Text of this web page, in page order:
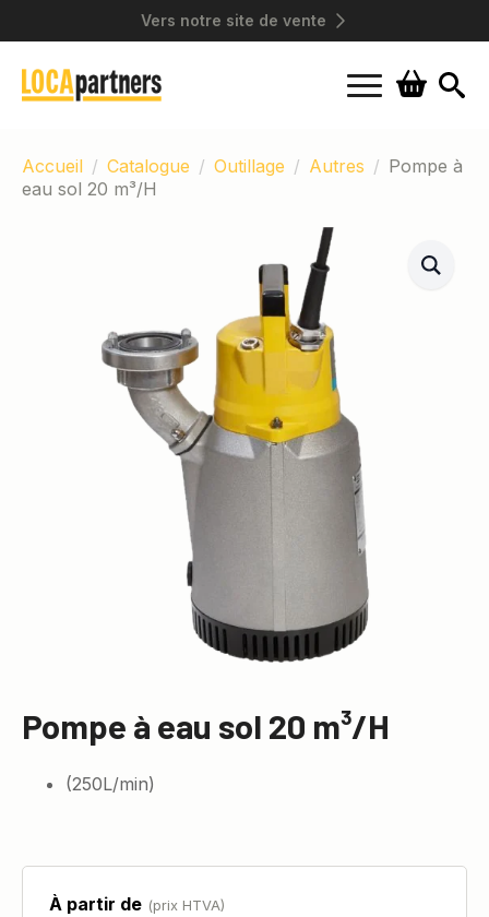
Vers notre site de vente
Accueil
Catalogue Outillage Autres
Pompe à
eau sol 20 m³/H
Pompe à eau sol 20 m³/H
(250L/min)
À partir de (prix HTVA)